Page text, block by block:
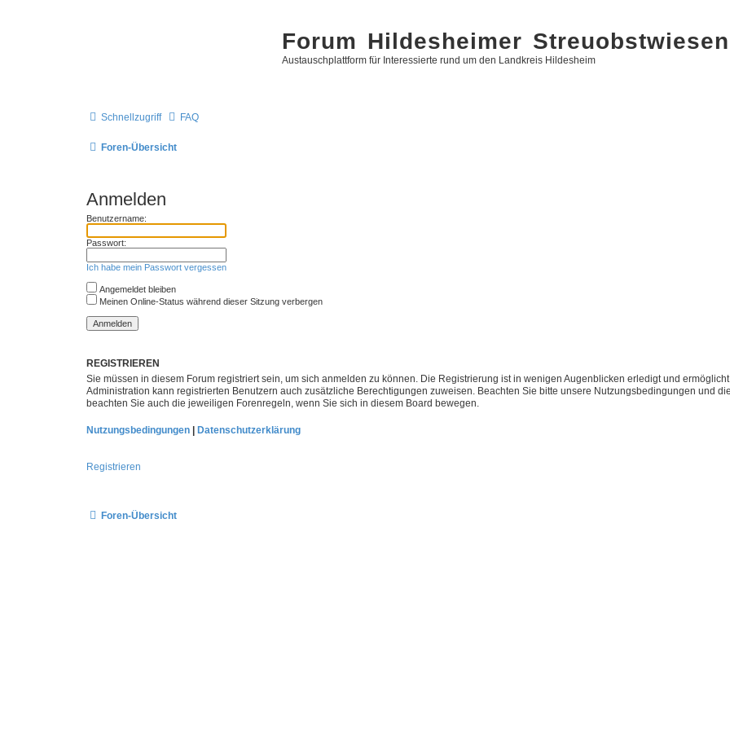
Forum Hildesheimer Streuobstwiesen
Austauschplattform für Interessierte rund um den Landkreis Hildesheim
Schnellzugriff FAQ
Foren-Übersicht
Anmelden
Benutzername:
Passwort:
Ich habe mein Passwort vergessen
Angemeldet bleiben
Meinen Online-Status während dieser Sitzung verbergen
REGISTRIEREN
Sie müssen in diesem Forum registriert sein, um sich anmelden zu können. Die Registrierung ist in wenigen Augenblicken erledigt und
Administration kann registrierten Benutzern auch zusätzliche Berechtigungen zuweisen. Beachten Sie bitte unsere Nutzungsbedingungen und
beachten Sie auch die jeweiligen Forenregeln, wenn Sie sich in diesem Board bewegen.
Nutzungsbedingungen Datenschutzerklärung
Registrieren
Foren-Übersicht